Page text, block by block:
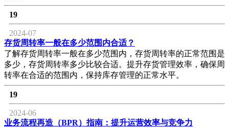
19
2024-07
存货周转率一般在多少范围内合适？
了解存货周转率一般在多少范围内，存货周转率的正常范围是
多少，存货周转率多少比较合适。提升存货管理效率，确保周
转率在合适的范围内，保持库存管理的正常水平。
19
2024-06
业务流程再造（BPR）指南：提升运营效率与竞争力